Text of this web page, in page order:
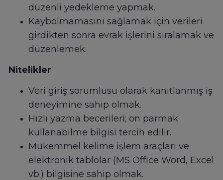
düzenli yedekleme yapmak.
Kaybolmamasını sağlamak için verileri
girdikten sonra evrak işlerini sıralamak ve
düzenlemek.
Nitelikler
Veri giriş sorumlusu olarak kanıtlanmış iş
deneyimine sahip olmak.
Hızlı yazma becerileri; on parmak
kullanabilme bilgisi tercih edilir.
Mükemmel kelime işlem araçları ve
elektronik tablolar (MS Office Word, Excel
vb.) bilgisine sahip olmak.